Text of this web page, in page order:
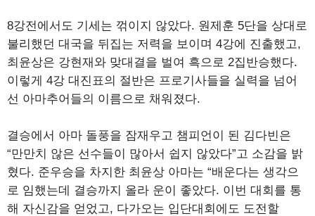
8강전에서도 기세는 꺾이지 않았다. 원제훈 5단을 상대로
불리했던 대국을 뒤집는 저력을 보이며 4강에 진출했고,
최윤상은 강현재와 맞대결을 벌여 흑으로 2집반승했다.
이렇게 4강 대진표의 절반은 프로기사들을 실력을 넘어
선 아마추어들의 이름으로 채워졌다.
결승에서 아마 돌풍을 잠재우고 챔피언이 된 김다빈은
“만만치 않은 선수들이 많아서 쉽지 않았다”고 소감을 밝
혔다. 준우승을 차지한 최윤상 아마는 “배운다는 생각으
로 임했는데 결승까지 올라 운이 좋았다. 이번 대회를 통
해 자신감을 얻었고, 다가오는 입단대회에도 도전할